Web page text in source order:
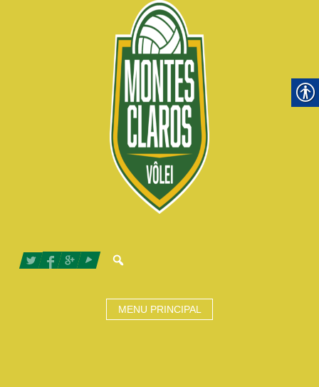
MENU PRINCIPAL